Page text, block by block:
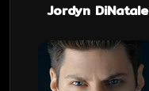
Jordyn DiNatale